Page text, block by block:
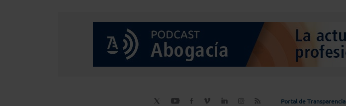
Portal de Transparencia